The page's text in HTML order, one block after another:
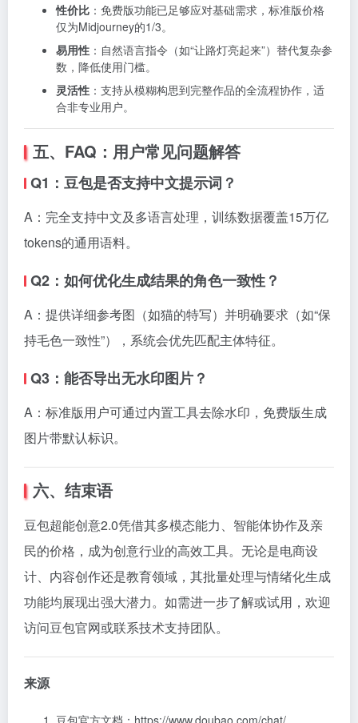
性价比 ：免费版功能已足够应对基础需求，标准版价格
仅为Midjourney的1/3。
易用性 ：自然语言指令（如“让路灯亮起来”）替代复杂参
数，降低使用门槛。
灵活性 ：支持从模糊构思到完整作品的全流程协作，适
合非专业用户。
五、FAQ：用户常见问题解答
Q1：豆包是否支持中文提示词？
A：完全支持中文及多语言处理，训练数据覆盖15万亿
tokens的通用语料。
Q2：如何优化生成结果的角色一致性？
A：提供详细参考图（如猫的特写）并明确要求（如“保
持毛色一致性”），系统会优先匹配主体特征。
Q3：能否导出无水印图片？
A：标准版用户可通过内置工具去除水印，免费版生成
图片带默认标识。
六、结束语
豆包超能创意2.0凭借其多模态能力、智能体协作及亲
民的价格，成为创意行业的高效工具。无论是电商设
计、内容创作还是教育领域，其批量处理与情绪化生成
功能均展现出强大潜力。如需进一步了解或试用，欢迎
访问豆包官网或联系技术支持团队。
来源
豆包官方文档： https://www.doubao.com/chat/